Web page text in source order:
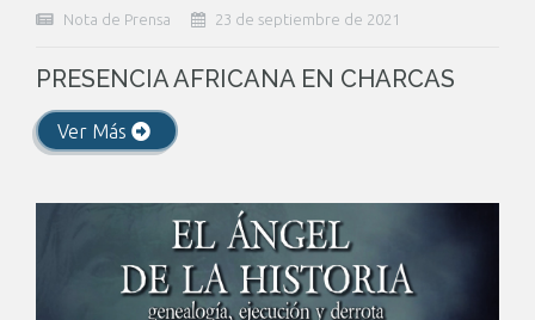
Nota de Prensa 23 de septiembre de 2021
PRESENCIA AFRICANA EN CHARCAS
Ver Más